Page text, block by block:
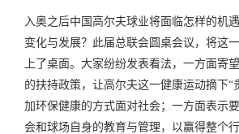
入奥之后中国高尔夫球业将面临怎样的机
变化与发展？此届总联会圆桌会议，将这
上了桌面。大家纷纷发表看法，一方面寄
的扶持政策，让高尔夫这一健康运动摘下“
加环保健康的方式面对社会；一方面表示
会和球场自身的教育与管理，以赢得整个行